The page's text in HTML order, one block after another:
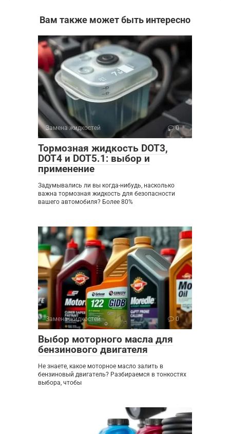
Вам также может быть интересно
Замена жидкостей 0
Тормозная жидкость DOT3,
DOT4 и DOT5.1: выбор и
применение
Задумывались ли вы когда-нибудь, насколько
важна тормозная жидкость для безопасности
вашего автомобиля? Более 80%
Замена жидкостей 0
Выбор моторного масла для
бензинового двигателя
Не знаете, какое моторное масло залить в
бензиновый двигатель? Разбираемся в тонкостях
выбора, чтобы